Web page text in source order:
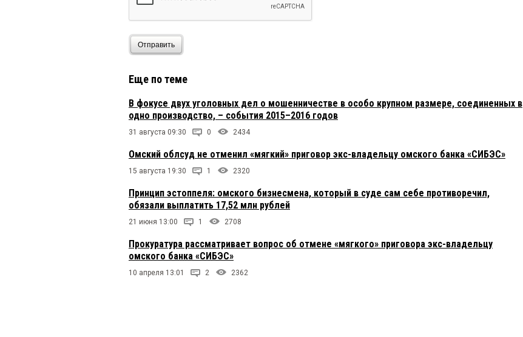
Отправить
Еще по теме
В фокусе двух уголовных дел о мошенничестве в особо крупном размере, соединенных в
одно производство, – события 2015–2016 годов
31 августа 09:30 0 2434
Омский облсуд не отменил «мягкий» приговор экс-владельцу омского банка «СИБЭС»
15 августа 19:30 1 2320
Принцип эстоппеля: омского бизнесмена, который в суде сам себе противоречил,
обязали выплатить 17,52 млн рублей
21 июня 13:00 1 2708
Прокуратура рассматривает вопрос об отмене «мягкого» приговора экс-владельцу
омского банка «СИБЭС»
10 апреля 13:01 2 2362